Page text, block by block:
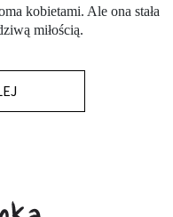
kobietami. Ale ona stała
miłością.